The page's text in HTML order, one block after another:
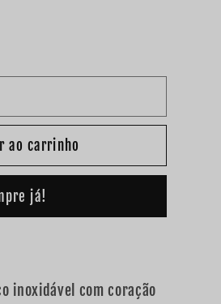
ao carrinho
já!
inoxidável com coração